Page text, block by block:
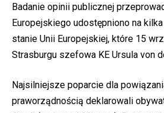
Badanie opinii publicznej
Europejskiego udostępniono na
stanie Unii Europejskiej, które 15
Strasburgu szefowa KE Ursula von
Najsilniejsze poparcie dla
praworządnością deklarowali